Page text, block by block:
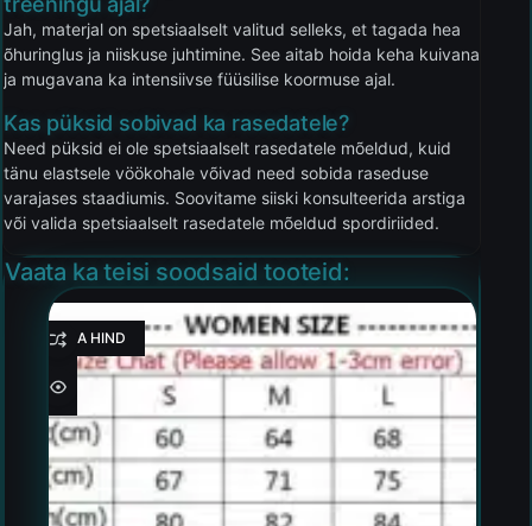
Jah, materjal on spetsiaalselt valitud selleks, et tagada hea
õhuringlus ja niiskuse juhtimine. See aitab hoida keha kuivana
ja mugavana ka intensiivse füüsilise koormuse ajal.
Kas püksid sobivad ka rasedatele?
Need püksid ei ole spetsiaalselt rasedatele mõeldud, kuid
tänu elastsele vöökohale võivad need sobida raseduse
varajases staadiumis. Soovitame siiski konsulteerida arstiga
või valida spetsiaalselt rasedatele mõeldud spordiriided.
Vaata ka teisi soodsaid tooteid:
HEA HIND